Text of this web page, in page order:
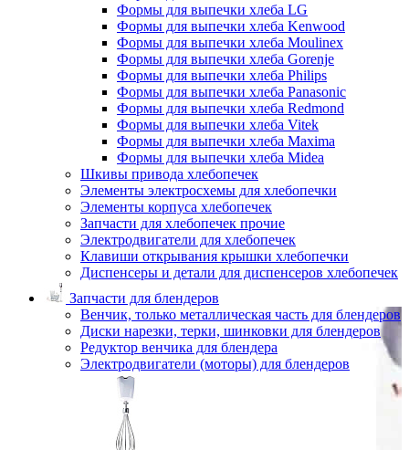
Формы для выпечки хлеба LG
Формы для выпечки хлеба Kenwood
Формы для выпечки хлеба Moulinex
Формы для выпечки хлеба Gorenje
Формы для выпечки хлеба Philips
Формы для выпечки хлеба Panasonic
Формы для выпечки хлеба Redmond
Формы для выпечки хлеба Vitek
Формы для выпечки хлеба Maxima
Формы для выпечки хлеба Midea
Шкивы привода хлебопечек
Элементы электросхемы для хлебопечки
Элементы корпуса хлебопечек
Запчасти для хлебопечек прочие
Электродвигатели для хлебопечек
Клавиши открывания крышки хлебопечки
Диспенсеры и детали для диспенсеров хлебопечек
Запчасти для блендеров
Венчик, только металлическая часть для блендеров
Диски нарезки, терки, шинковки для блендеров
Редуктор венчика для блендера
Электродвигатели (моторы) для блендеров